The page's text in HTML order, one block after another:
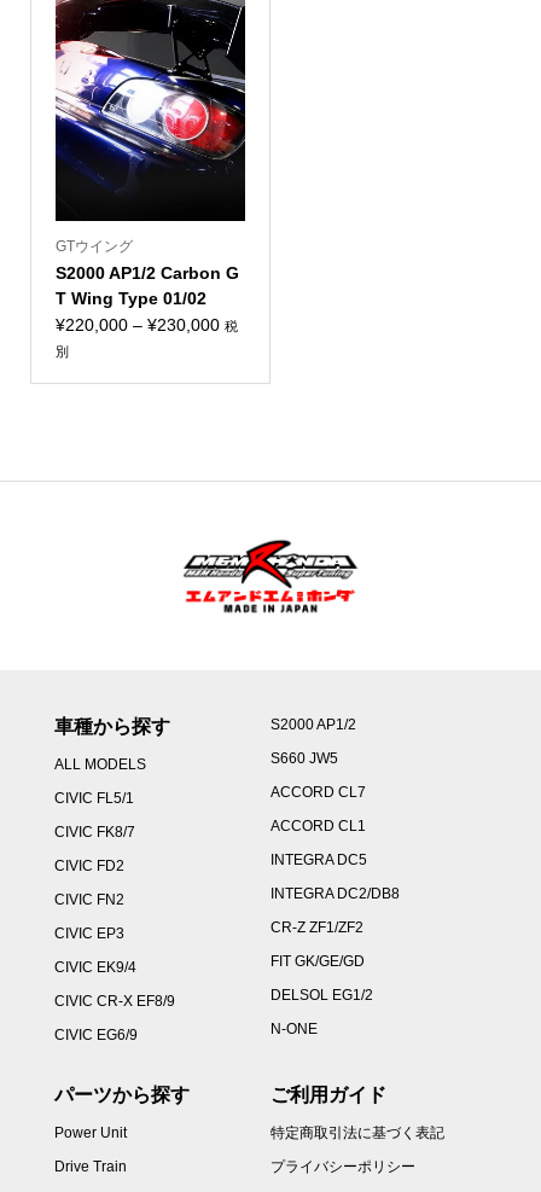
¥368,000
GTウイング
S2000 AP1/2 Carbon G
T Wing Type 01/02
¥220,000 – ¥230,000価
税
別
車種から探す
ALL MODELS
CIVIC FL5/1
CIVIC FK8/7
CIVIC FD2
CIVIC FN2
CIVIC EP3
CIVIC EK9/4
CIVIC CR-X EF8/9
CIVIC EG6/9
S2000 AP1/2
S660 JW5
ACCORD CL7
ACCORD CL1
INTEGRA DC5
INTEGRA DC2/DB8
CR-Z ZF1/ZF2
FIT GK/GE/GD
DELSOL EG1/2
N-ONE
パーツから探す
Power Unit
Drive Train
ご利用ガイド
特定商取引法に基づく表記
プライバシーポリシー